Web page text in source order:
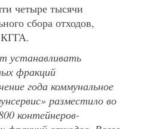
четыре тысячи
сбора отходов,
КГГА.
устанавливать
фракций
года коммунальное
разместило во
контейнеров-